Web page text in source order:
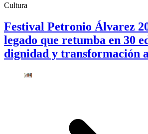
Cultura
Festival Petronio Álvarez
legado que retumba en 30
dignidad y transformación